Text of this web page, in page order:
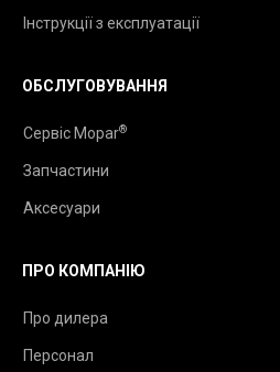
Інструкції з експлуатації
ОБСЛУГОВУВАННЯ
Сервіс Mopar®
Запчастини
Аксесуари
ПРО КОМПАНІЮ
Про дилера
Персонал